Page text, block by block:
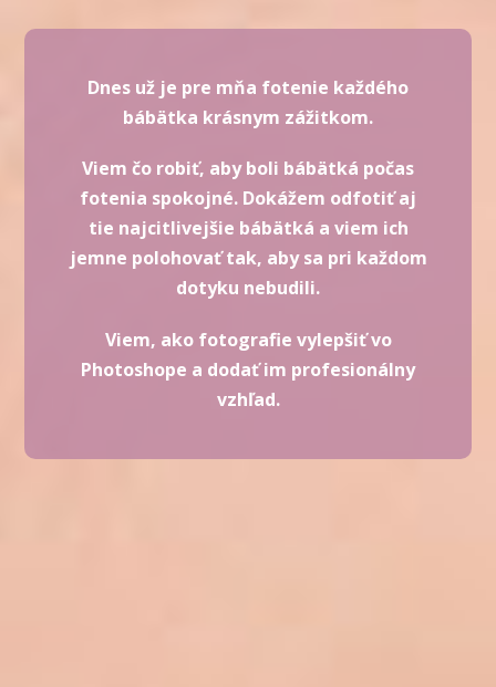
Dnes už je pre mňa fotenie každého
bábätka krásnym zážitkom.
Viem čo robiť, aby boli bábätká počas
fotenia spokojné. Dokážem odfotiť aj
tie najcitlivejšie bábätká a viem ich
jemne polohovať tak, aby sa pri každom
dotyku nebudili.
Viem, ako fotografie vylepšiť vo
Photoshope a dodať im profesionálny
vzhľad.